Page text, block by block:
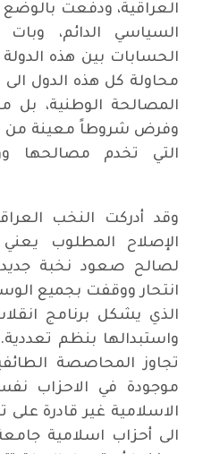
العراقية، ودفعت بالوضع
السياسي الدائم، وبات
الحسابات بين هذه الدولة
محاولة كل هذه الدول
المصالحة الوطنية، بل
وفرض شروطاً معينة من
التي تخدم مصالحها
وقد أدركت النخب
الإصلاح المطلوب
لصالح صعود نخبة
انتحار ووقفت بجميع
الذي يشكل برنامج
واستبدالها بنظم
تجاوز المحاصصة
موجودة في الاحزاب
الاسلامية غير قادرة على
الى أحزاب اسلامية